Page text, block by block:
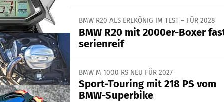
BMW R20 ALS ERLKÖNIG IM TEST – FÜR 2028
BMW R20 mit 2000er-Boxer
serienreif
BMW M 1000 RS NEU FÜR 2027
Sport-Touring mit 218 PS vom
BMW-Superbike